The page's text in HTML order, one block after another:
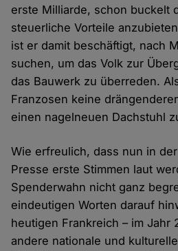
erste Milliarde, schon buckelt
steuerliche Vorteile
ist er damit beschäftigt, nach
suchen, um das Volk zur
das Bauwerk zu überreden.
Franzosen keine
einen nagelneuen Dachstuhl
Wie erfreulich, dass nun in
Presse erste Stimmen laut
Spenderwahn nicht ganz
eindeutigen Worten darauf
heutigen Frankreich – im Jahr
andere nationale und